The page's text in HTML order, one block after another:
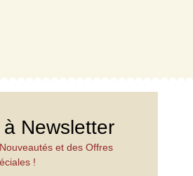
Newsletter
et des Offres
!